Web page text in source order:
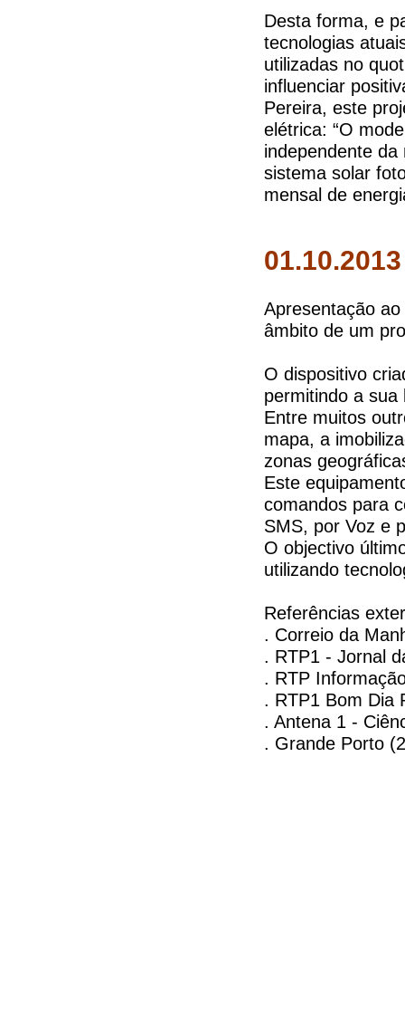
Desta forma, e
tecnologias
utilizadas no
influenciar
Pereira, este
elétrica: “O
independente
sistema solar
mensal de
Apresentação
âmbito de um
O dispositivo
permitindo a sua
Entre muitos
mapa, a
zonas
Este
comandos para
SMS, por Voz e
O objectivo
utilizando
Referências
. Correio da
. RTP1 - Jornal
. RTP
. RTP1 Bom Dia
. Antena 1 -
. Grande Porto